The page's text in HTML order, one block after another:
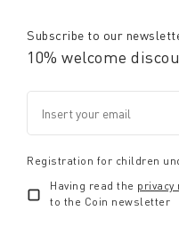
Subscribe to our
10% welcome
Registration for children
Having read the privacy
to the Coin newsletter